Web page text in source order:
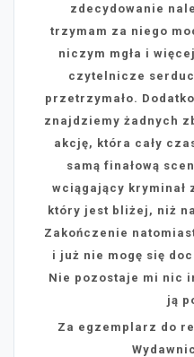
zdecydowanie
trzymam za niego
niczym mgła i
czytelnicze
przetrzymało.
znajdziemy żadnych
akcję, która cały
samą finałową
wciągający kryminał
który jest bliżej, niż
Zakończenie
i już nie mogę się
Nie pozostaje mi nic
ją
Za egzemplarz do